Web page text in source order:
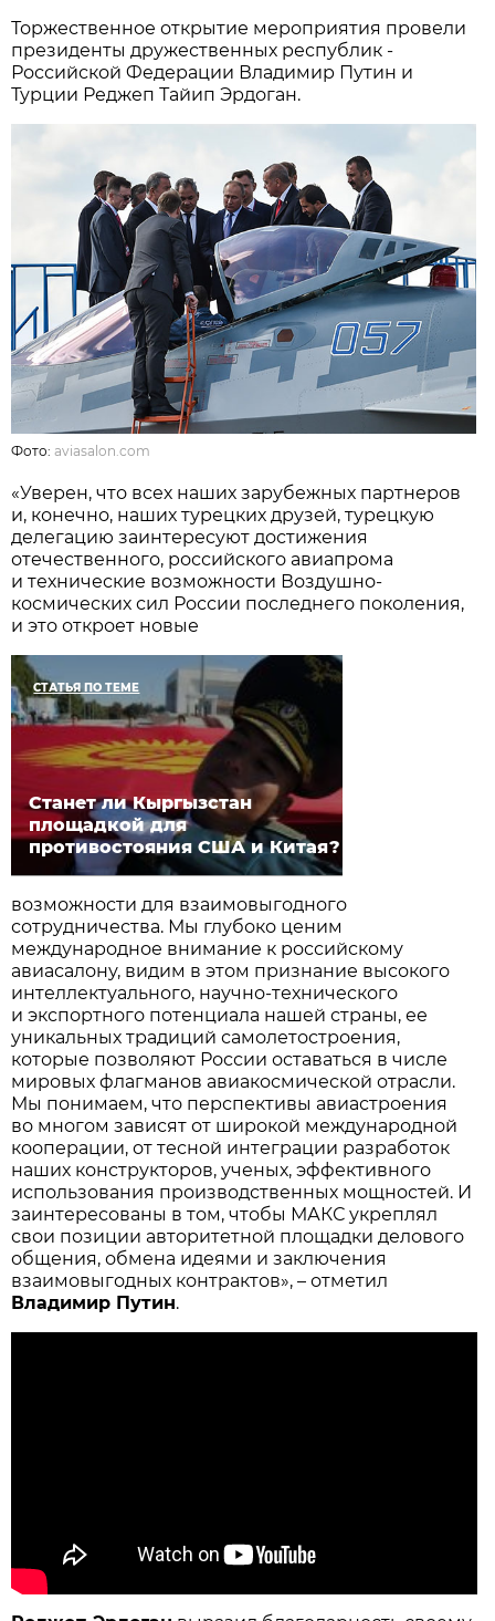
Торжественное открытие мероприятия провели
президенты дружественных республик -
Российской Федерации Владимир Путин и
Турции Реджеп Тайип Эрдоган.
Фото:aviasalon.com
«Уверен, что всех наших зарубежных партнеров
и, конечно, наших турецких друзей, турецкую
делегацию заинтересуют достижения
отечественного, российского авиапрома
и технические возможности Воздушно-
космических сил России последнего поколения,
и это откроет новые
СТАТЬЯ ПО ТЕМЕ
Станет ли Кыргызстан
площадкой для
противостояния США и Китая?
возможности для взаимовыгодного
сотрудничества. Мы глубоко ценим
международное внимание к российскому
авиасалону, видим в этом признание высокого
интеллектуального, научно-технического
и экспортного потенциала нашей страны, ее
уникальных традиций самолетостроения,
которые позволяют России оставаться в числе
мировых флагманов авиакосмической отрасли.
Мы понимаем, что перспективы авиастроения
во многом зависят от широкой международной
кооперации, от тесной интеграции разработок
наших конструкторов, ученых, эффективного
использования производственных мощностей. И
заинтересованы в том, чтобы МАКС укреплял
свои позиции авторитетной площадки делового
общения, обмена идеями и заключения
взаимовыгодных контрактов», – отметил
Владимир Путин.